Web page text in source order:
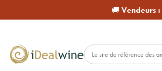
🚚 Vendeurs :